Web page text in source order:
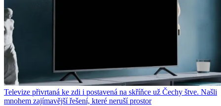
Televize přivrtaná ke zdi i postavená na skříňce už Čechy štve. Našli
mnohem zajímavější řešení, které neruší prostor